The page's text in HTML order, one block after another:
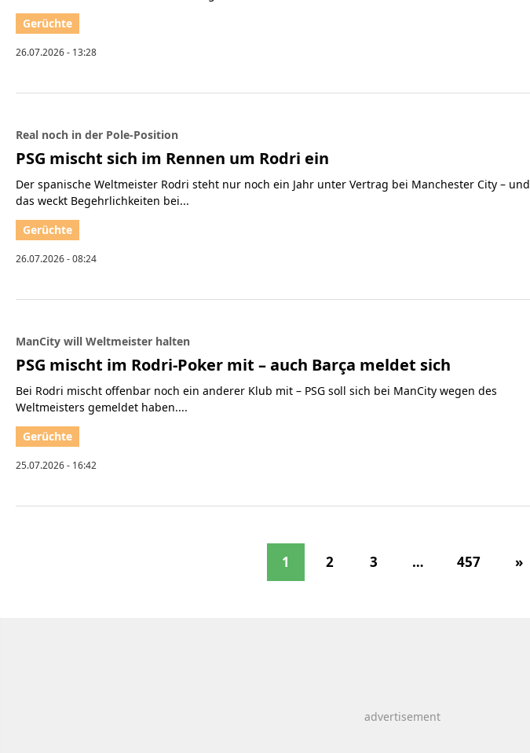
26.07.2026 - 13:28
Real noch in der Pole-Position
PSG mischt sich im Rennen um Rodri ein
Der spanische Weltmeister Rodri steht nur noch ein Jahr unter Vertrag bei Manchester City – und
das weckt Begehrlichkeiten bei...
26.07.2026 - 08:24
ManCity will Weltmeister halten
PSG mischt im Rodri-Poker mit – auch Barça meldet sich
Bei Rodri mischt offenbar noch ein anderer Klub mit – PSG soll sich bei ManCity wegen des
Weltmeisters gemeldet haben....
25.07.2026 - 16:42
1 2 3 … 457 »